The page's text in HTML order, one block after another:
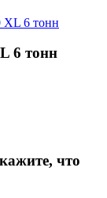
XL 6 тонн
6 тонн
что